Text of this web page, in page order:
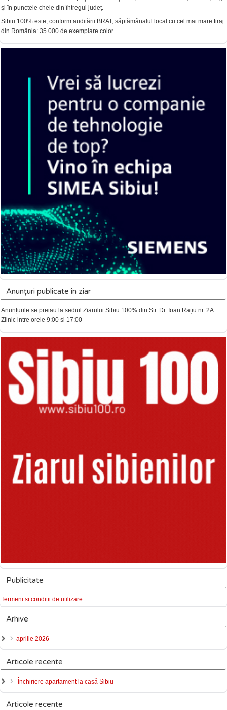
şi în punctele cheie din întregul judeţ.
Sibiu 100% este, conform auditării BRAT, săptămânalul local cu cel mai mare tiraj
din România: 35.000 de exemplare color.
Anunțuri publicate în ziar
Anunțurile se preiau la sediul Ziarului Sibiu 100% din Str. Dr. Ioan Rațiu nr. 2A
Zilnic intre orele 9:00 si 17:00
Publicitate
Termeni si conditii de utilizare
Arhive
aprilie 2026
Articole recente
Închiriere apartament la casă Sibiu
Articole recente